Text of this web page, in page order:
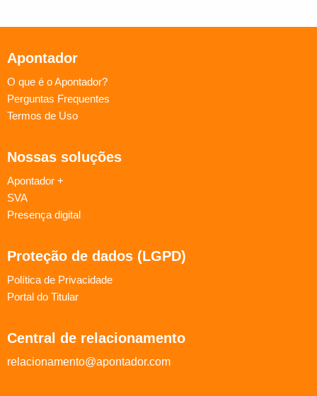
Apontador
O que é o Apontador?
Perguntas Frequentes
Termos de Uso
Nossas soluções
Apontador +
SVA
Presença digital
Proteção de dados (LGPD)
Política de Privacidade
Portal do Titular
Central de relacionamento
relacionamento@apontador.com